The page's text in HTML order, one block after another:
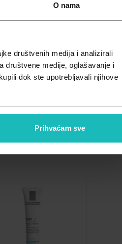
O nama
društvenih medija i analizirali
društvene medije, oglašavanje i
dok ste upotrebljavali njihove
Prihvaćam sve